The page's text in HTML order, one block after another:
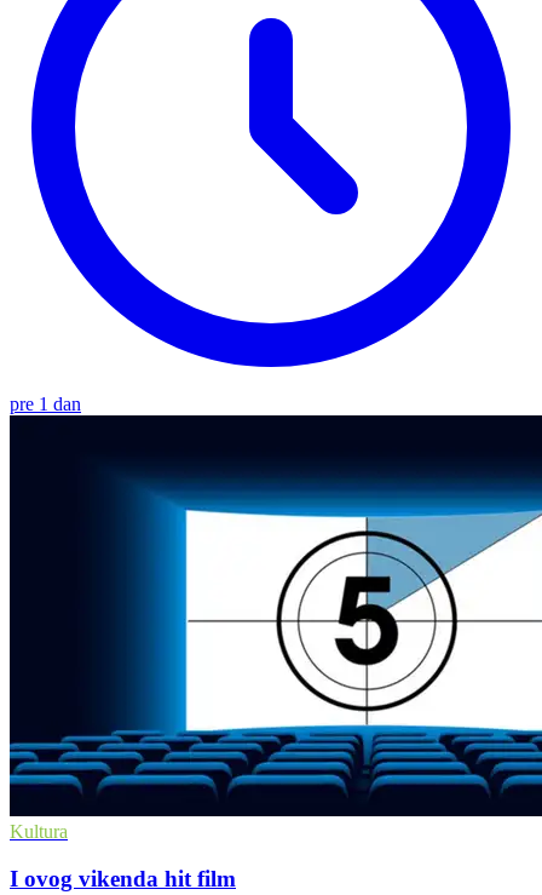
pre 1 dan
Kultura
I ovog vikenda hit film